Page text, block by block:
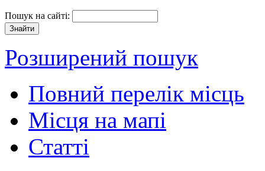
Пошук на сайті:
Розширений пошук
Повний перелік місць
Місця на мапі
Статті